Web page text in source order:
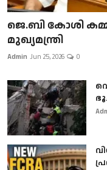
ജെ.ബി കോശി
മുഖ്യമന്ത്രി
Admin Jun 25, 2026 0